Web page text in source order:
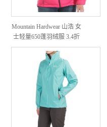
Mountain Hardwear 山浩 女
士轻量650蓬羽绒服 3.4折